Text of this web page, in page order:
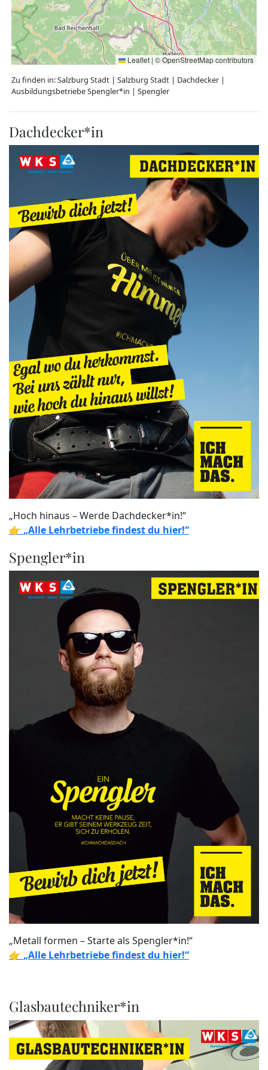
Leaflet | ©OpenStreetMapcontributors
Zu finden in:Salzburg Stadt | Salzburg Stadt | Dachdecker |
Ausbildungsbetriebe Spengler*in | Spengler
Dachdecker*in
„Hoch hinaus – Werde Dachdecker*in!“
👉 „Alle Lehrbetriebe findest du hier!“
Spengler*in
„Metall formen – Starte als Spengler*in!“
👉 „Alle Lehrbetriebe findest du hier!“
Glasbautechniker*in